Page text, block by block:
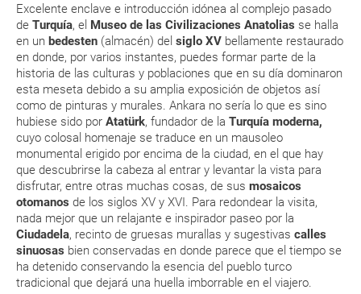
Excelente enclave e introducción idónea al complejo pasado
de Turquía, el Museo de las Civilizaciones Anatolias se halla
en un bedesten (almacén) del siglo XV bellamente restaurado
en donde, por varios instantes, puedes formar parte de la
historia de las culturas y poblaciones que en su día dominaron
esta meseta debido a su amplia exposición de objetos así
como de pinturas y murales. Ankara no sería lo que es sino
hubiese sido por Atatürk, fundador de la Turquía moderna,
cuyo colosal homenaje se traduce en un mausoleo
monumental erigido por encima de la ciudad, en el que hay
que descubrirse la cabeza al entrar y levantar la vista para
disfrutar, entre otras muchas cosas, de sus mosaicos
otomanos de los siglos XV y XVI. Para redondear la visita,
nada mejor que un relajante e inspirador paseo por la
Ciudadela, recinto de gruesas murallas y sugestivas calles
sinuosas bien conservadas en donde parece que el tiempo se
ha detenido conservando la esencia del pueblo turco
tradicional que dejará una huella imborrable en el viajero.
paquete vacacional en la página web?
Al realizar la reserva, uno de los servicios ha
quedado de pendiente de confirmación ¿Cómo
sabré si se confirma el viaje?
¿Cómo sé si hay plazas disponibles en el viaje que
quiero al hacer mi solicitud de reserva?
Si tengo los traslados incluidos, ¿dónde debo
dirigirme?
¿Incluye algún seguro de viaje mi reserva?
¿Cuáles son las condiciones generales en las